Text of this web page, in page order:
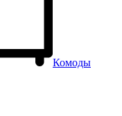
Комоды